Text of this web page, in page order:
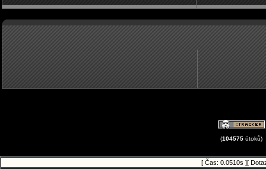
(104575 útoků)
[ Čas: 0.0510s ][